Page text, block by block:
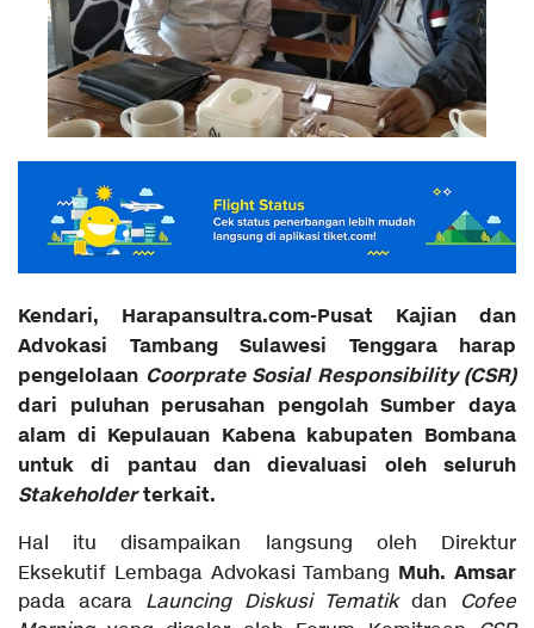
Kendari, Harapansultra.com-Pusat Kajian dan
Advokasi Tambang Sulawesi Tenggara harap
pengelolaan Coorprate Sosial Responsibility (CSR)
dari puluhan perusahan pengolah Sumber daya
alam di Kepulauan Kabena kabupaten Bombana
untuk di pantau dan dievaluasi oleh seluruh
Stakeholderterkait.
Hal itu disampaikan langsung oleh Direktur
Eksekutif Lembaga Advokasi Tambang Muh. Amsar
pada acara Launcing Diskusi Tematikdan Cofee